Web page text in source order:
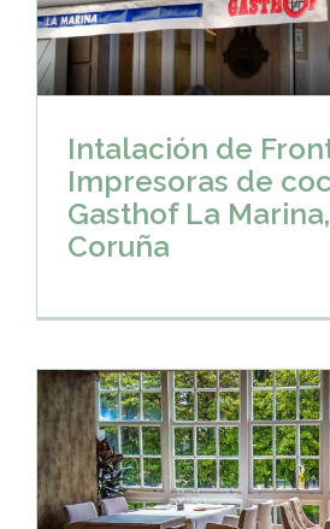
Intalación de
Impresoras de
Gasthof La
Coruña